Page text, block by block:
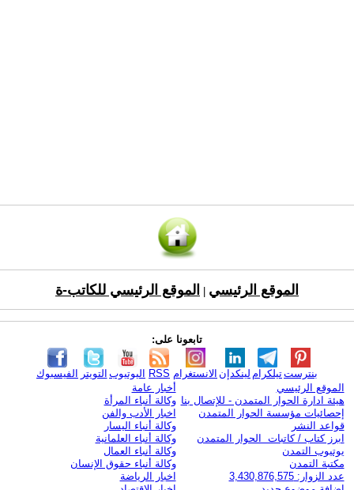
الموقع الرئيسي الموقع الرئيسي للكاتب-ة
تابعونا على:
الفيسبوك التويتر اليوتيوب RSS الانستغرام لينكدإن تيلكرامبنترست
الموقع الرئيسي
هيئة ادارة الحوار المتمدن - للإتصال بنا
إحصائيات مؤسسة الحوار المتمدن
قواعد النشر
ابرز كتاب / كاتبات الحوار المتمدن
يوتيوب التمدن
مكتبة التمدن
عدد الزوار: 3,430,876,575
أخبار عامة
وكالة أنباء المرأة
اخبار الأدب والفن
وكالة أنباء اليسار
وكالة أنباء العلمانية
وكالة أنباء العمال
وكالة أنباء حقوق الإنسان
اخبار الرياضة